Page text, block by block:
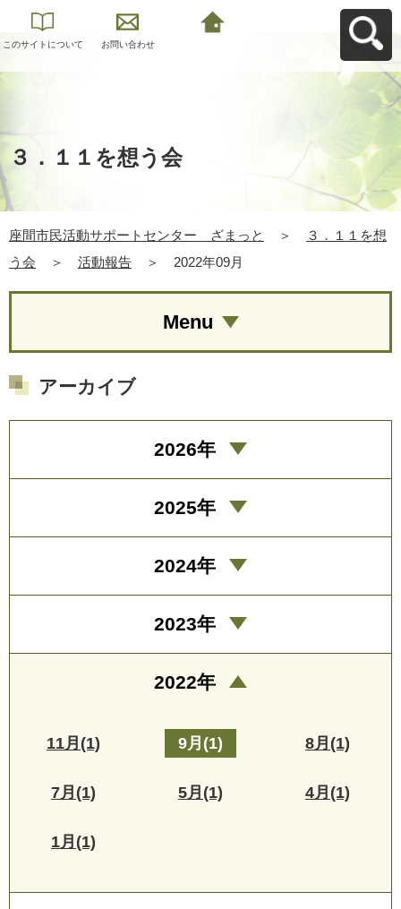
このサイトについて お問い合わせ
３．１１を想う会
座間市民活動サポートセンター ざまっと ＞
３．１１を想
う会
＞ 活動報告 ＞ 2022年09月
Menu
アーカイブ
2026年
2025年
2024年
2023年
2022年
11月(1) 9月(1) 8月(1)
7月(1) 5月(1) 4月(1)
1月(1)